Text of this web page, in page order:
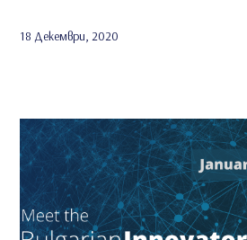
18 Декември, 2020